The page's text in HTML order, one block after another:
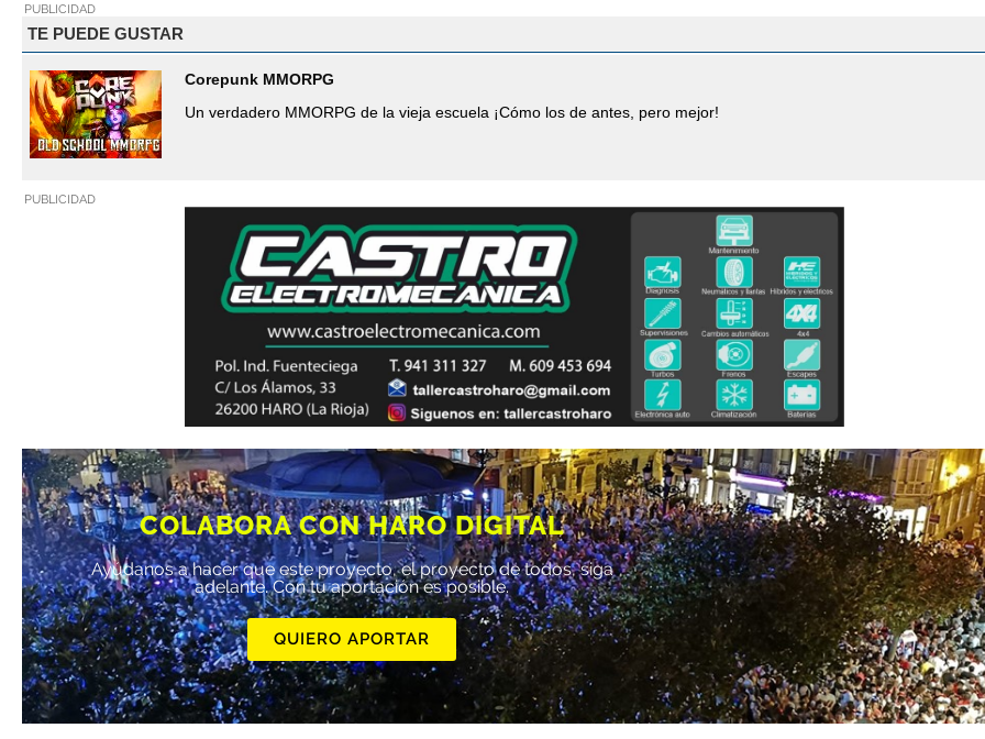
PUBLICIDAD
TE PUEDE GUSTAR
Corepunk MMORPG
Un verdadero MMORPG de la vieja escuela ¡Cómo los de antes, pero mejor!
PUBLICIDAD
COLABORA CON HARO DIGITAL
Ayúdanos a hacer que este proyecto, el proyecto de todos, siga
adelante. Con tu aportación es posible.
QUIERO APORTAR